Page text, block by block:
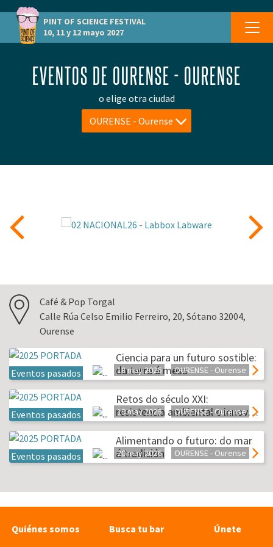
PINT OF SCIENCE FESTIVAL
10, 11 y 12 mayo 2027
EVENTOS DE OURENSE - OURENSE
o elige otra ciudad
OURENSE - Ourense
Café & Pop Torgal
Calle Rúa Celso Emilio Ferreiro, 20, Sótano 32004,
Ourense
Eventos pasados
Ciencia para un futuro sostible:
da terra á mesa
18 may 2026 OURENSE - Ourense
Eventos pasados
Retos do século XXI:
resistencia ambiental e innov…
19 may 2026 OURENSE - Ourense
Eventos pasados
Alimentando o futuro: do mar
á tradición
20 may 2026 OURENSE - Ourense
Quiénes somos Busca tu bar Únete